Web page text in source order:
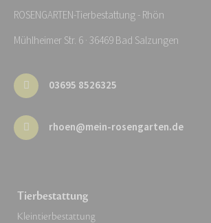
ROSENGARTEN-Tierbestattung - Rhön
Mühlheimer Str. 6 · 36469 Bad Salzungen
03695 8526325
rhoen@mein-rosengarten.de
Tierbestattung
Kleintierbestattung